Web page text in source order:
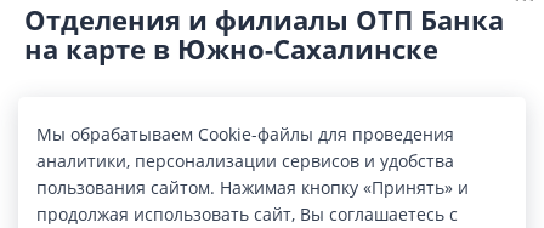
Отделения и филиалы ОТП Банка
на карте в Южно-Сахалинске
Город:Южно-Сахалинск
Мы обрабатываем Cookie-файлы для проведения
аналитики, персонализации сервисов и удобства
пользования сайтом. Нажимая кнопку «Принять» и
продолжая использовать сайт, Вы соглашаетесь с